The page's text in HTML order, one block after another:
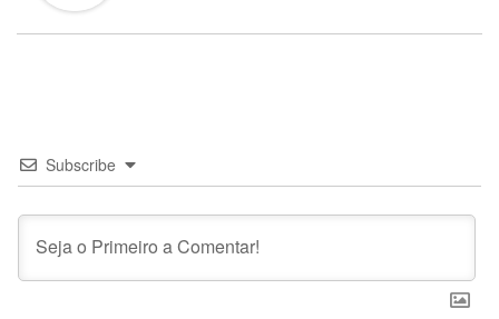
Subscribe